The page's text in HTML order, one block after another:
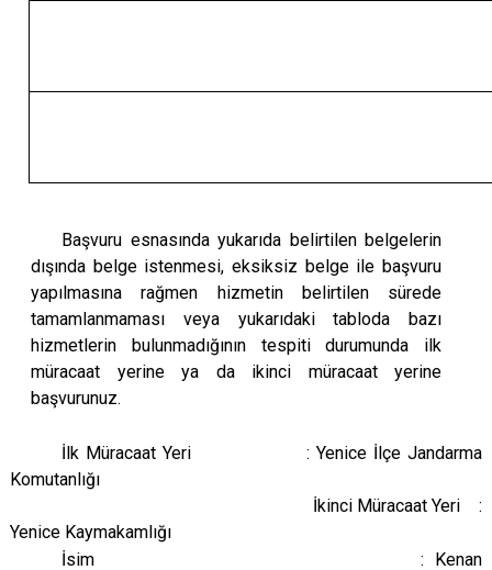
Başvuru esnasında yukarıda belirtilen belgelerin
dışında belge istenmesi, eksiksiz belge ile başvuru
yapılmasına rağmen hizmetin belirtilen sürede
tamamlanmaması veya yukarıdaki tabloda bazı
hizmetlerin bulunmadığının tespiti durumunda ilk
müracaat yerine ya da ikinci müracaat yerine
başvurunuz.
İlk Müracaat Yeri : Yenice İlçe Jandarma
Komutanlığı
İkinci Müracaat Yeri :
Yenice Kaymakamlığı
İsim : Kenan